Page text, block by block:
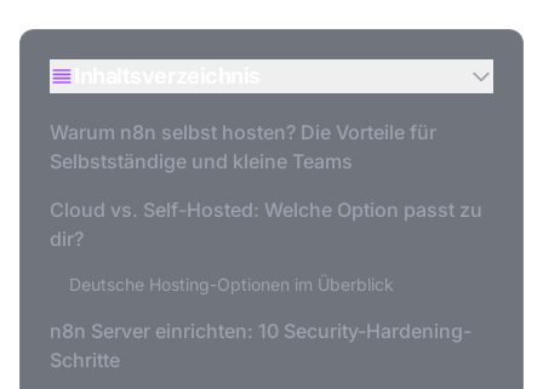
Warum n8n selbst hosten? Die Vorteile für
Selbstständige und kleine Teams
Cloud vs. Self-Hosted: Welche Option passt zu
dir?
Deutsche Hosting-Optionen im Überblick
n8n Server einrichten: 10 Security-Hardening-
Schritte